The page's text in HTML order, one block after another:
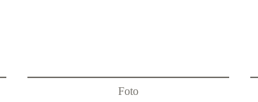
Foto